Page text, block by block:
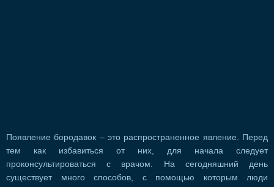
Появление бородавок – это распространенное явление. Перед
тем как избавиться от них, для начала следует
проконсультироваться с врачом. На сегодняшний день
существует много способов, с помощью которым люди